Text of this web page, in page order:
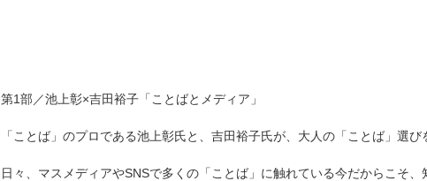
第1部／池上彰×吉田裕子「ことばとメディア」
「ことば」のプロである池上彰氏と、吉田裕子氏が、大人の「ことば」選び
日々、マスメディアやSNSで多くの「ことば」に触れている今だからこそ